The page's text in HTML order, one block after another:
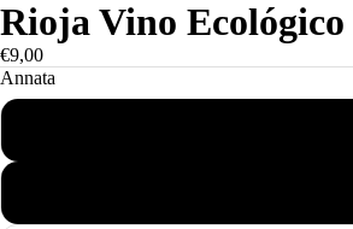
Rioja Vino Ecológico
€9,00
Annata